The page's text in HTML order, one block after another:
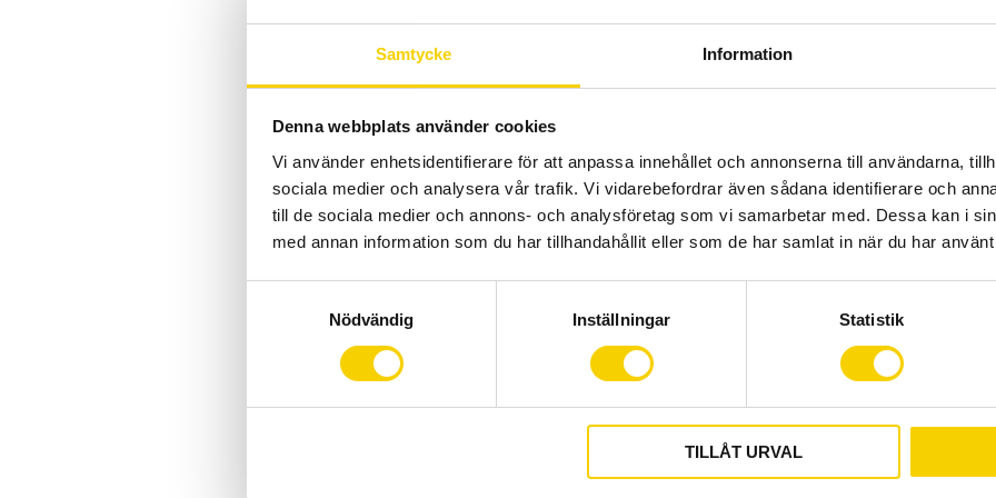
Samtycke Information
Denna webbplats använder cookies
Vi använder enhetsidentifierare för att anpassa innehållet och annonserna till användarna,
sociala medier och analysera vår trafik. Vi vidarebefordrar även sådana identifierare och
till de sociala medier och annons- och analysföretag som vi samarbetar med. Dessa kan i
med annan information som du har tillhandahållit eller som de har samlat in när du har
Nödvändig Inställningar Statistik
TILLÅT URVAL
Specifikationer:
Rekommenderad
Material - fälg:
Material - nav:
Fälgtyp: Clincher,
Fälgbredd: Inre: 24
Ekrar: 24 stk,
(2.0 - 1.8 - 2.0)
Bromsbana -
Frihjulsbody: 9/10/